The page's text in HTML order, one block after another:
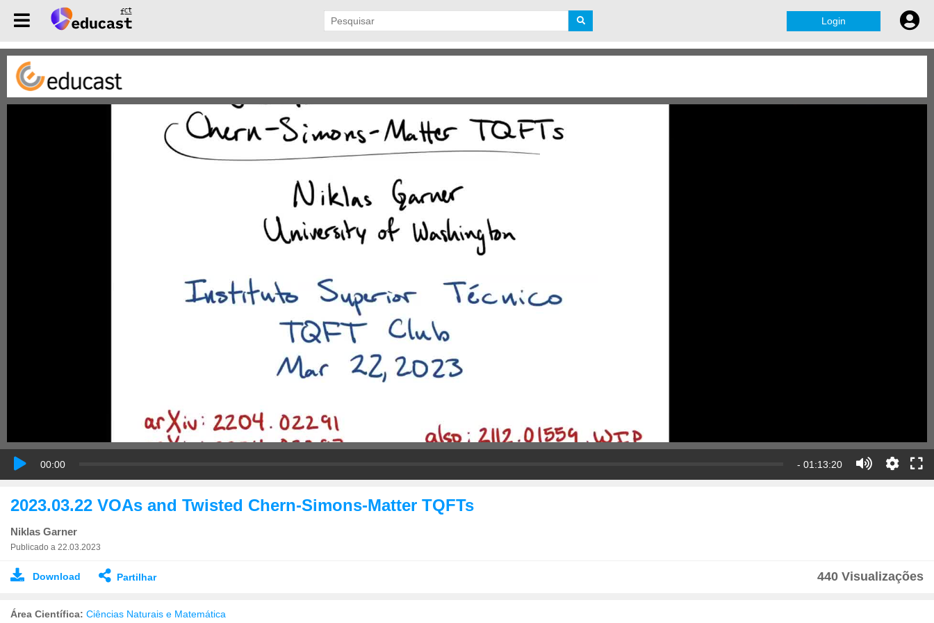
Login
00:00 - 01:13:20
2023.03.22 VOAs and Twisted Chern-Simons-Matter TQFTs
Niklas Garner
Publicado a 22.03.2023
Download Partilhar 440 Visualizações
Área Científica: Ciências Naturais e Matemática